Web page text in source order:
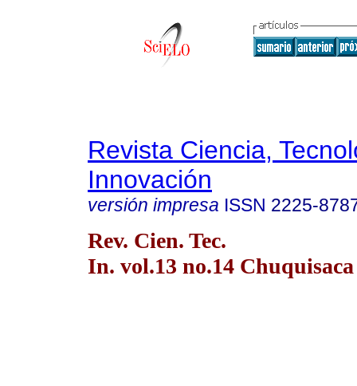
Revista Ciencia,
Innovación
versión impresa ISSN 2225-
Rev. Cien. Tec.
In. vol.13 no.14